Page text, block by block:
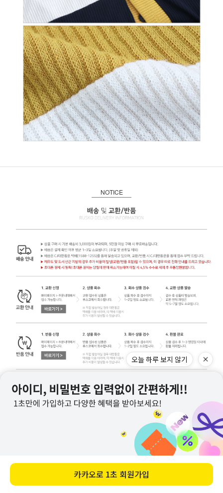
NOTICE
교환/반품 주의사항 자세히 보기
오늘 하루 보지 않기
카카오로1초 회원가입